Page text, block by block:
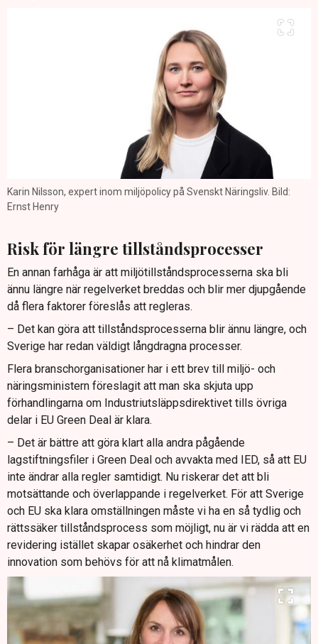
Karin Nilsson, expert inom miljöpolicy på Svenskt Näringsliv. Bild:
Ernst Henry
Risk för längre tillståndsprocesser
En annan farhåga är att miljötillståndsprocesserna ska bli
ännu längre när regelverket breddas och blir mer djupgående
då flera faktorer föreslås att regleras.
– Det kan göra att tillståndsprocesserna blir ännu längre, och
Sverige har redan väldigt långdragna processer.
Flera branschorganisationer har i ett brev till miljö- och
näringsministern föreslagit att man ska skjuta upp
förhandlingarna om Industriutsläppsdirektivet tills övriga
delar i EU Green Deal är klara.
– Det är bättre att göra klart alla andra pågående
lagstiftningsfiler i Green Deal och avvakta med IED, så att EU
inte ändrar alla regler samtidigt. Nu riskerar det att bli
motsättande och överlappande i regelverket. För att Sverige
och EU ska klara omställningen måste vi ha en så tydlig och
rättssäker tillståndsprocess som möjligt, nu är vi rädda att en
revidering istället skapar osäkerhet och hindrar den
innovation som behövs för att nå klimatmålen.